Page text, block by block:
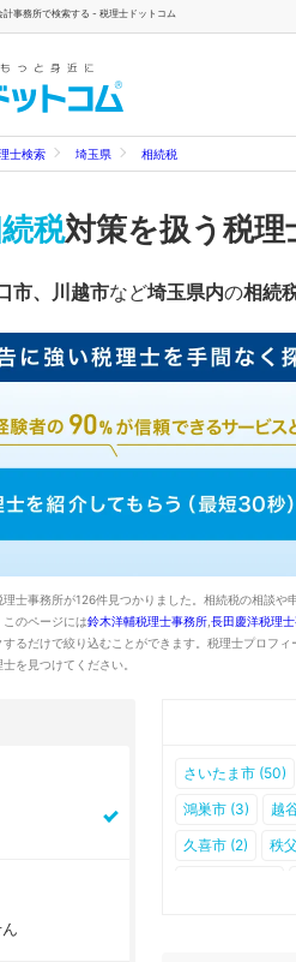
事務所で検索する - 税理士ドットコム
士検索 埼玉県 相続税
税対策を扱う税
市、川越市など埼玉県内の相続
士事務所が126件見つかりました。相続税の相談
のページには鈴木洋輔税理士事務所 長田慶洋税理
るだけで絞り込むことができます。税理士プロフ
を見つけてください。
さいたま市 (50)
鴻巣市 (3)
越
久喜市 (2)
秩